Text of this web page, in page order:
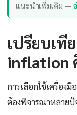
แนะนำเพิ่มเติม —
เปรียบเที
inflation
การเลือกใช้เครื่อง
ต้องพิจารณาหลายปั